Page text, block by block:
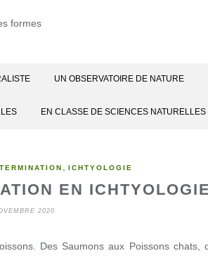
UN OBSERVATOIRE DE NATURE
EN CLASSE DE SCIENCES NATURELLES
ICHTYOLOGIE
EN ICHTYOLOGIE
2020
Des Saumons aux Poissons chats,